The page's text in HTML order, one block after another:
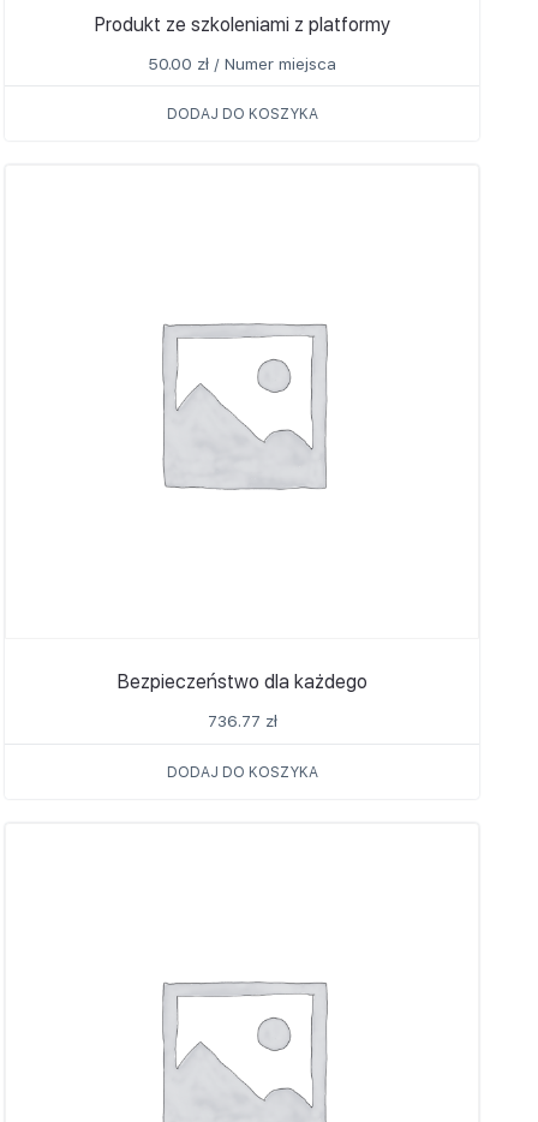
Produkt ze szkoleniami z platformy
50.00 zł / Numer miejsca
DODAJ DO KOSZYKA
Bezpieczeństwo dla każdego
736.77 zł
DODAJ DO KOSZYKA